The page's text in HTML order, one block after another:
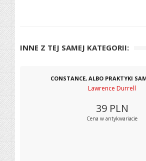
INNE Z TEJ SAMEJ KATEGORII:
CONSTANCE, ALBO PRAKTYKI
Lawrence Durrell
39 PLN
Cena w antykwariacie